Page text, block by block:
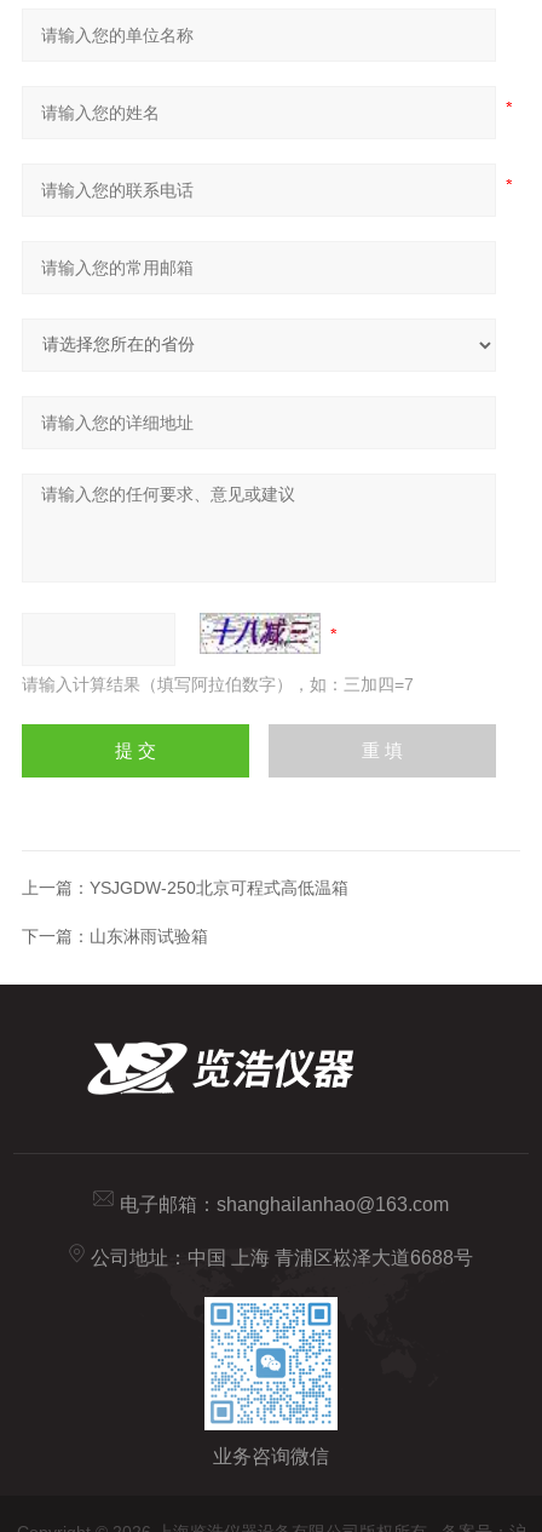
请输入计算结果（填写阿拉伯数字），如：三加四=7
上一篇： YSJGDW-250北京可程式高低温箱
下一篇： 山东淋雨试验箱
电子邮箱： shanghailanhao@163.com
公司地址：中国 上海 青浦区崧泽大道6688号
业务咨询微信